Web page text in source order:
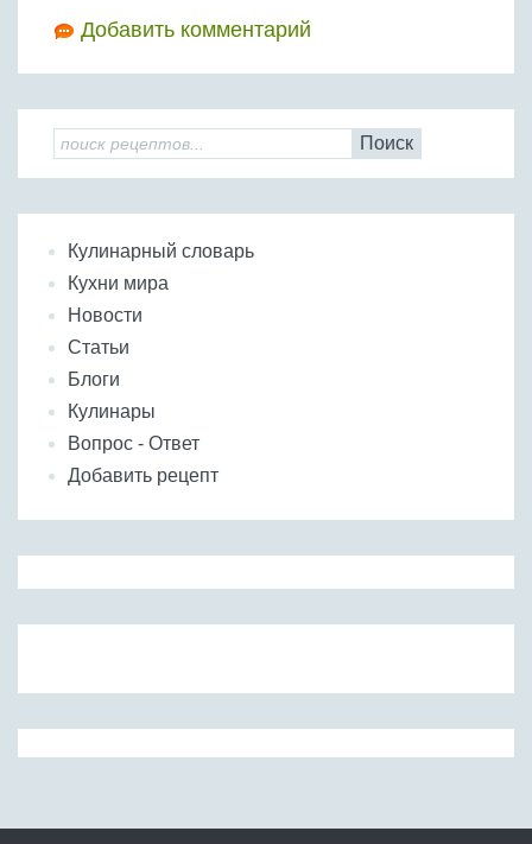
Добавить комментарий
Поиск
Кулинарный словарь
Кухни мира
Новости
Статьи
Блоги
Кулинары
Вопрос - Ответ
Добавить рецепт